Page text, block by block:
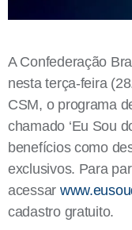
A Confederação
nesta terça-feira
CSM, o programa
chamado ‘Eu Sou
benefícios como
exclusivos. Para
acessar
cadastro gratuito.